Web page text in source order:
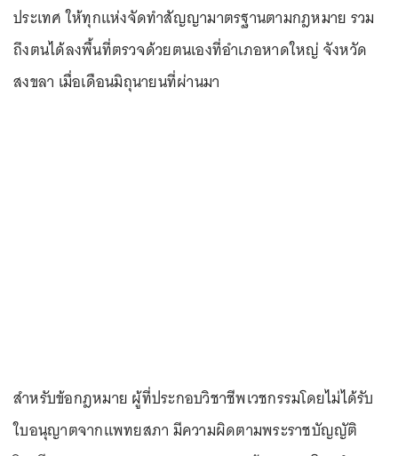
ประเทศ ให้ทุกแห่งจัดทำสัญญามาตรฐานตามกฎหมาย รวม
ถึงตนได้ลงพื้นที่ตรวจด้วยตนเองที่อำเภอหาดใหญ่ จังหวัด
สงขลา เมื่อเดือนมิถุนายนที่ผ่านมา
สำหรับข้อกฎหมาย ผู้ที่ประกอบวิชาชีพเวชกรรมโดยไม่ได้รับ
ใบอนุญาตจากแพทยสภา มีความผิดตามพระราชบัญญัติ